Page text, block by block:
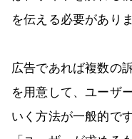
を伝える必要がありま
広告であれば複数の
を用意して、ユーザ
いく方法が一般的で